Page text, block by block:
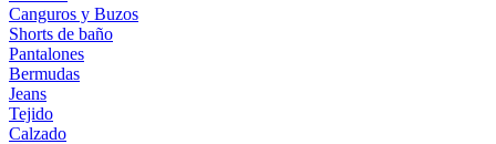
Canguros y Buzos
Shorts de baño
Pantalones
Bermudas
Jeans
Tejido
Calzado